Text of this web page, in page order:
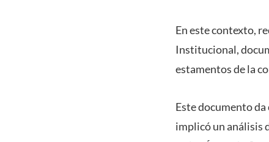
En este contexto,
Institucional,
estamentos de la
Este documento
implicó un análisis